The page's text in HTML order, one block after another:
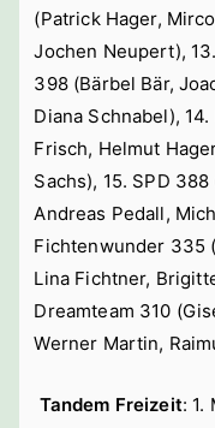
(Patrick Hager,
Jochen Neupert),
398 (Bärbel Bär,
Diana Schnabel),
Frisch, Helmut
Sachs), 15. SPD
Andreas Pedall,
Fichtenwunder 335
Lina Fichtner,
Dreamteam 310
Werner Martin,
Tandem Freizeit: 1.